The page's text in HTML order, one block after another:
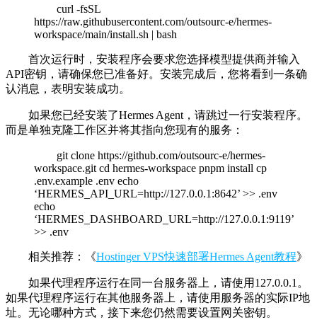
curl -fsSL
https://raw.githubusercontent.com/outsourc-e/hermes-
workspace/main/install.sh | bash
首次运行时，安装程​​序会要求您选择模型提供商并输入
API密钥，请确保您已准备好。安装完成后，您将看到一条确
认消息，表明安装成功。
如果您已经安装了Hermes Agent，请跳过一行安装程序。
而是单独克隆工作区并将其指向您现有的服务：
git clone https://github.com/outsourc-e/hermes-
workspace.git cd hermes-workspace pnpm install cp
.env.example .env echo
‘HERMES_API_URL=http://127.0.0.1:8642’ >> .env
echo
‘HERMES_DASHBOARD_URL=http://127.0.0.1:9119’
>> .env
相关推荐：《Hostinger VPS快速部署Hermes Agent教程》
如果代理程序运行在同一台服务器上，请使用127.0.0.1。
如果代理程序运行在其他服务器上，请使用服务器的实际IP地
址。无论哪种方式，接下来您仍然需要设置网关密钥。